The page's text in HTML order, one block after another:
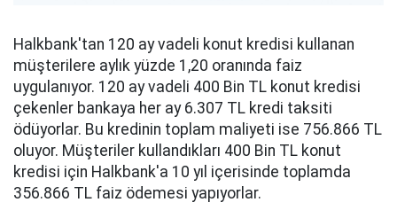
Halkbank'tan 120 ay vadeli konut kredisi kullanan
müşterilere aylık yüzde 1,20 oranında faiz
uygulanıyor. 120 ay vadeli 400 Bin TL konut kredisi
çekenler bankaya her ay 6.307 TL kredi taksiti
ödüyorlar. Bu kredinin toplam maliyeti ise 756.866 TL
oluyor. Müşteriler kullandıkları 400 Bin TL konut
kredisi için Halkbank'a 10 yıl içerisinde toplamda
356.866 TL faiz ödemesi yapıyorlar.